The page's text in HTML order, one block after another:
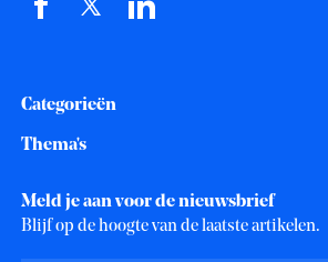
Categorieën
Thema's
Meld je aan voor de nieuwsbrief
Blijf op de hoogte van de laatste artikelen.